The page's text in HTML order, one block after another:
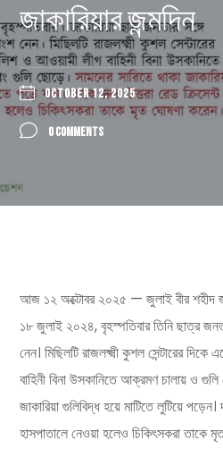
জাকারিয়ার জন্মদিন
OCTOBER 12, 2025
0 COMMENTS
আজ ১২ অক্টোবর ২০২৫ — জুলাই বীর শহীদ
১৮ জুলাই ২০২৪, বৃহস্পতিবার তিনি ছাত্র
নেন। মিছিলটি রাজলক্ষ্মী কুশল সেন্টারের
বাহিনী বিনা উসকানিতে আক্রমণ চালায় ও
জাকারিয়া গুলিবিদ্ধ হয়ে মাটিতে লুটিয়ে
হাসপাতালে নেওয়া হলেও চিকিৎসকরা তাকে